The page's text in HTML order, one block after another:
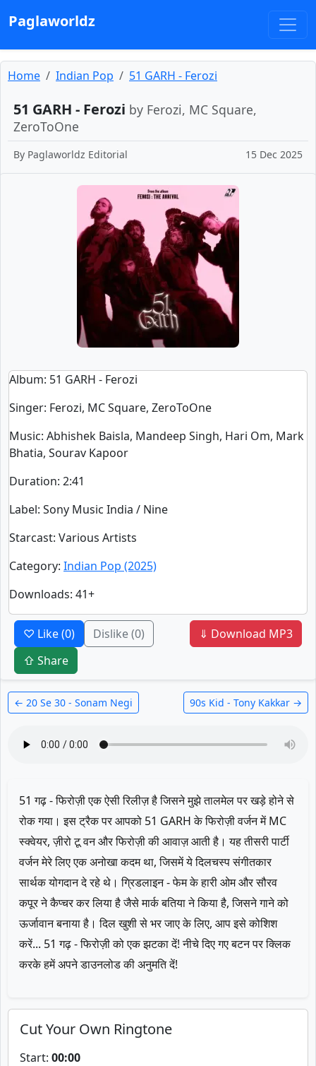
Paglaworldz
Home Indian Pop 51 GARH - Ferozi
51 GARH - Ferozi by Ferozi, MC Square,
ZeroToOne
By Paglaworldz Editorial 15 Dec 2025
Album: 51 GARH - Ferozi
Singer: Ferozi, MC Square, ZeroToOne
Music: Abhishek Baisla, Mandeep Singh, Hari Om, Mark
Bhatia, Sourav Kapoor
Duration: 2:41
Label: Sony Music India / Nine
Starcast: Various Artists
Category: Indian Pop (2025)
Downloads: 41+
♡ Like(0) Dislike(0)
⇓ Download MP3
⇧ Share
← 20 Se 30 - Sonam Negi 90s Kid - Tony Kakkar →
51 गढ़ - फिरोज़ी एक ऐसी रिलीज़ है जिसने मुझे तालमेल पर खड़े होने से
रोक गया। इस ट्रैक पर आपको 51 GARH के फिरोज़ी वर्जन में MC
स्क्वेयर, ज़ीरो टू वन और फिरोज़ी की आवाज़ आती है। यह तीसरी पार्टी
वर्जन मेरे लिए एक अनोखा कदम था, जिसमें ये दिलचस्प संगीतकार
सार्थक योगदान दे रहे थे। ग्रिडलाइन - फेम के हारी ओम और सौरव
कपूर ने कैप्चर कर लिया है जैसे मार्क बतिया ने किया है, जिसने गाने को
ऊर्जावान बनाया है। दिल खुशी से भर जाए के लिए, आप इसे कोशिश
करें... 51 गढ़ - फिरोज़ी को एक झटका दें! नीचे दिए गए बटन पर क्लिक
करके हमें अपने डाउनलोड की अनुमति दें!
Cut Your Own Ringtone
Start: 00:00